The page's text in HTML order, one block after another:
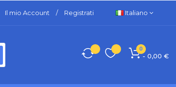
Il mio Account / Registrati Italiano
0
- 0,00 €